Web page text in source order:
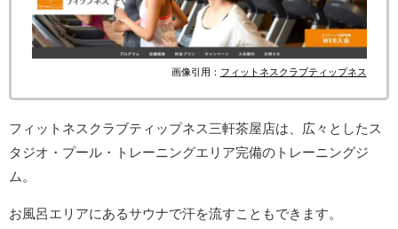
画像引用： フィットネスクラブティップネス
フィットネスクラブティップネス三軒茶屋店は、広々としたス
タジオ・プール・トレーニングエリア完備のトレーニングジ
ム。
お風呂エリアにあるサウナで汗を流すこともできます。